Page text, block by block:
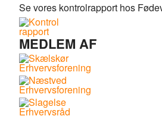
Se vores kontrolrapport hos
MEDLEM AF